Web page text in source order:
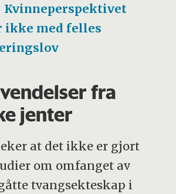
Kvinneperspektivet
ikke med felles
fra
jenter
at det ikke er gjort
om omfanget av
tvangsekteskap i